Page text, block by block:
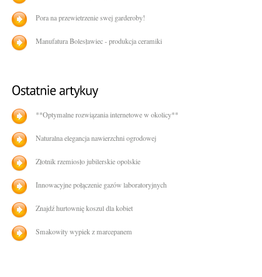
Pora na przewietrzenie swej garderoby!
Manufatura Bolesławiec - produkcja ceramiki
**Optymalne rozwiązania internetowe w okolicy**
Naturalna elegancja nawierzchni ogrodowej
Złotnik rzemiosło jubilerskie opolskie
Innowacyjne połączenie gazów laboratoryjnych
Znajdź hurtownię koszul dla kobiet
Smakowity wypiek z marcepanem